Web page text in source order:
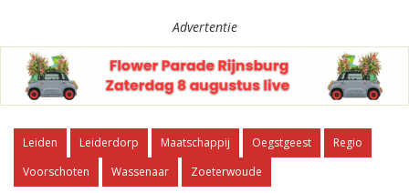
Advertentie
Leiden Leiderdorp Maatschappij Oegstgeest
Regio
Voorschoten
Wassenaar Zoeterwoude